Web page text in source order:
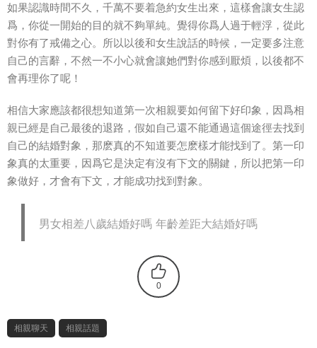
如果認識時間不久，千萬不要着急約女生出來，這樣會讓女生認
爲，你從一開始的目的就不夠單純。覺得你爲人過于輕浮，從此
對你有了戒備之心。所以以後和女生說話的時候，一定要多注意
自己的言辭，不然一不小心就會讓她們對你感到厭煩，以後都不
會再理你了呢！
相信大家應該都很想知道第一次相親要如何留下好印象，因爲相
親已經是自己最後的退路，假如自己還不能通過這個途徑去找到
自己的結婚對象，那麽真的不知道要怎麽樣才能找到了。第一印
象真的太重要，因爲它是決定有沒有下文的關鍵，所以把第一印
象做好，才會有下文，才能成功找到對象。
男女相差八歲結婚好嗎 年齡差距大結婚好嗎
0
相親聊天 相親話題